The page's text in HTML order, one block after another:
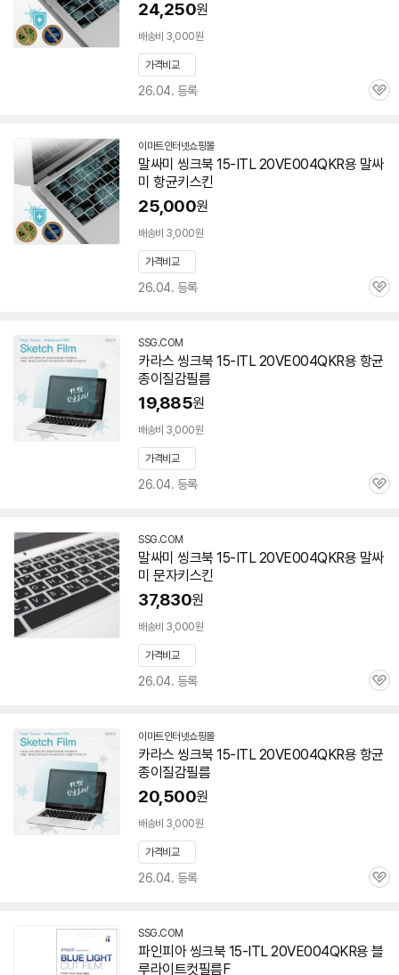
24,250원
배송비 3,000원
가격비교
26.04. 등록
관
이마트인터넷쇼핑몰
말싸미 씽크북 15-ITL 20VE004QKR용 말싸
미 항균키스킨
25,000원
배송비 3,000원
가격비교
26.04. 등록
관
SSG.COM
카라스 씽크북 15-ITL 20VE004QKR용 항균
종이질감필름
19,885원
배송비 3,000원
가격비교
26.04. 등록
관
SSG.COM
말싸미 씽크북 15-ITL 20VE004QKR용 말싸
미 문자키스킨
37,830원
배송비 3,000원
가격비교
26.04. 등록
관
이마트인터넷쇼핑몰
카라스 씽크북 15-ITL 20VE004QKR용 항균
종이질감필름
20,500원
배송비 3,000원
가격비교
26.04. 등록
관
SSG.COM
파인피아 씽크북 15-ITL 20VE004QKR용 블
루라이트컷필름F